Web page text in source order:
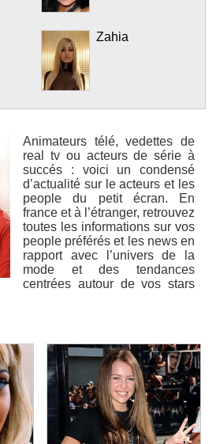
Zahia
Animateurs télé, vedettes de
real tv ou acteurs de série à
succés : voici un condensé
d’actualité sur le acteurs et les
people du petit écran. En
france et à l’étranger, retrouvez
toutes les informations sur vos
people préférés et les news en
rapport avec l’univers de la
mode et des tendances
centrées autour de vos stars